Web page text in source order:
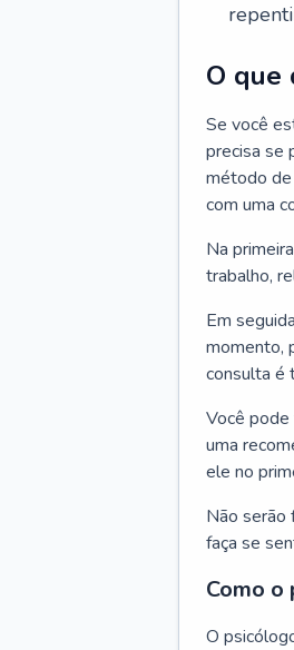
O que
Se você
precisa se
método de
com uma
Na
trabalho,
Em
momento,
consulta é
Você
uma
ele no
Não serão
faça se
Como
O